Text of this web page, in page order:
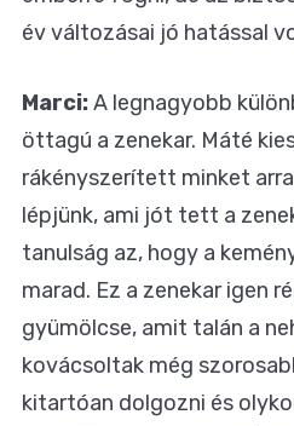
év változásai jó hatással
Marci:A legnagyobb
öttagú a zenekar. Máté
rákényszerített minket
lépjünk, ami jót tett a
tanulság az, hogy a
marad. Ez a zenekar igen
gyümölcse, amit talán a
kovácsoltak még
kitartóan dolgozni és